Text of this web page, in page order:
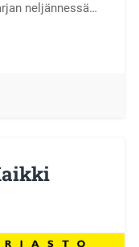
neljännessä…